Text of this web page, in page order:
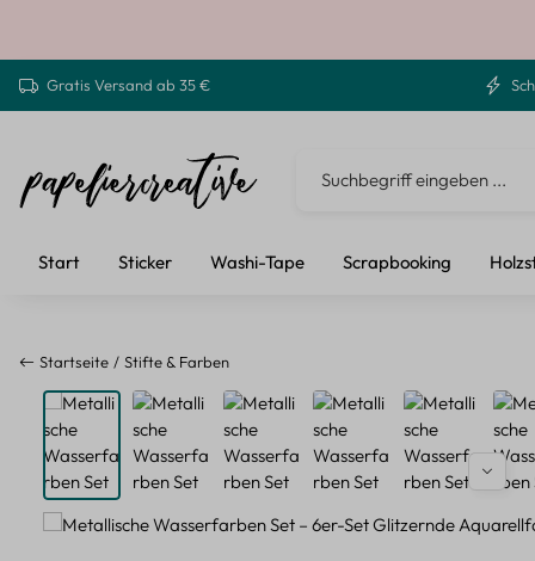
Gratis Versand ab 35 €
Start Sticker Washi-Tape Scrapbooking
Startseite Stifte & Farben
Bildergalerie überspringen